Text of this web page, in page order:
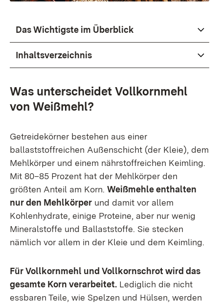
Das Wichtigste im Überblick
Inhaltsverzeichnis
Was unterscheidet Vollkornmehl
von Weißmehl?
Getreidekörner bestehen aus einer
ballaststoffreichen Außenschicht (der Kleie), dem
Mehlkörper und einem nährstoffreichen Keimling.
Mit 80–85 Prozent hat der Mehlkörper den
größten Anteil am Korn. Weißmehle enthalten
nur den Mehlkörper und damit vor allem
Kohlenhydrate, einige Proteine, aber nur wenig
Mineralstoffe und Ballaststoffe. Sie stecken
nämlich vor allem in der Kleie und dem Keimling.
Für Vollkornmehl und Vollkornschrot wird das
gesamte Korn verarbeitet. Lediglich die nicht
essbaren Teile, wie Spelzen und Hülsen, werden